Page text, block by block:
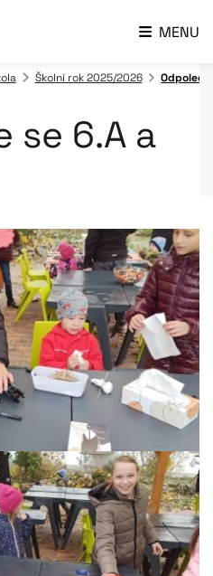
MENU
Školní rok 2025/2026
se 6.A a